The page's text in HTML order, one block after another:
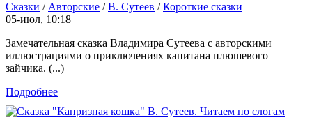
Сказки / Авторские /В. Сутеев /Короткие сказки
05-июл, 10:18
Замечательная сказка Владимира Сутеева с авторскими
иллюстрациями о приключениях капитана плюшевого
зайчика. (...)
Подробнее